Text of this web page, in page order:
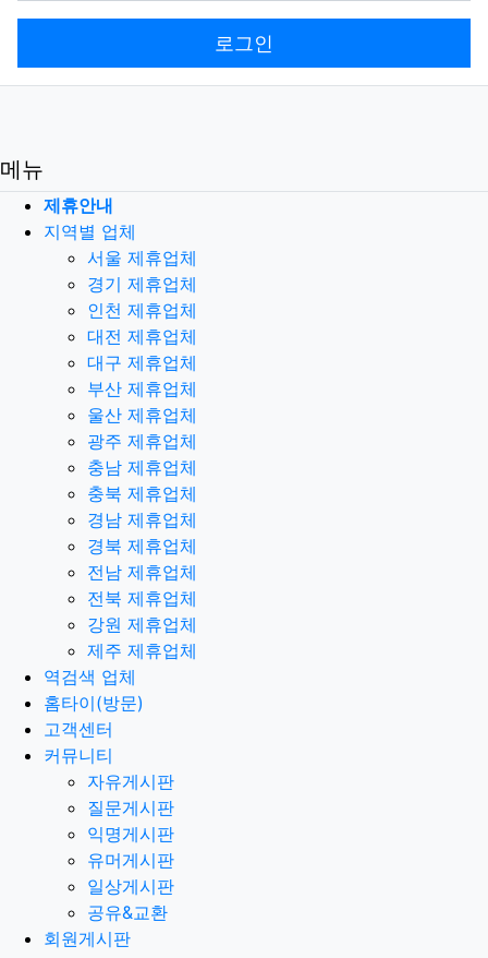
로그인
메뉴
제휴안내
지역별 업체
서울 제휴업체
경기 제휴업체
인천 제휴업체
대전 제휴업체
대구 제휴업체
부산 제휴업체
울산 제휴업체
광주 제휴업체
충남 제휴업체
충북 제휴업체
경남 제휴업체
경북 제휴업체
전남 제휴업체
전북 제휴업체
강원 제휴업체
제주 제휴업체
역검색 업체
홈타이(방문)
고객센터
커뮤니티
자유게시판
질문게시판
익명게시판
유머게시판
일상게시판
공유&교환
회원게시판